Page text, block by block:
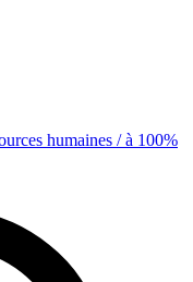
humaines / à 100%